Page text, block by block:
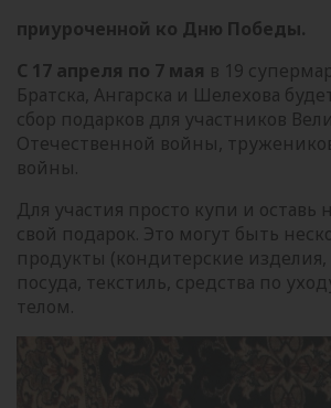
приуроченной ко Дню Победы.
С 17 апреля по 7 мая в 19
Братска, Ангарска и Шелехова
сбор подарков для участников
Отечественной войны,
войны.
Для участия просто купи и оставь
свой подарок. Это могут быть
продукты (кондитерские изделия,
посуда, текстиль, средства по
телом.